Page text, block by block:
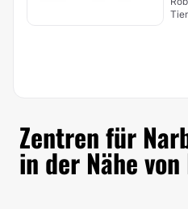
Zentren für
in der Nähe